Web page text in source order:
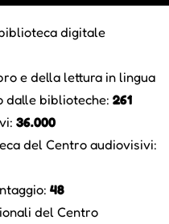
digitale
e della lettura in lingua
dalle biblioteche: 261
36.000
del Centro audiovisivi:
48
del Centro